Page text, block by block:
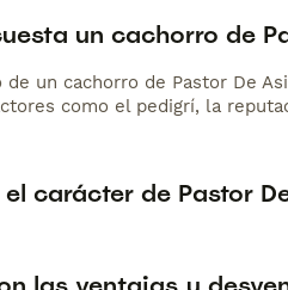
un cachorro de
un cachorro de Pastor De
como el pedigrí, la
carácter de Pastor